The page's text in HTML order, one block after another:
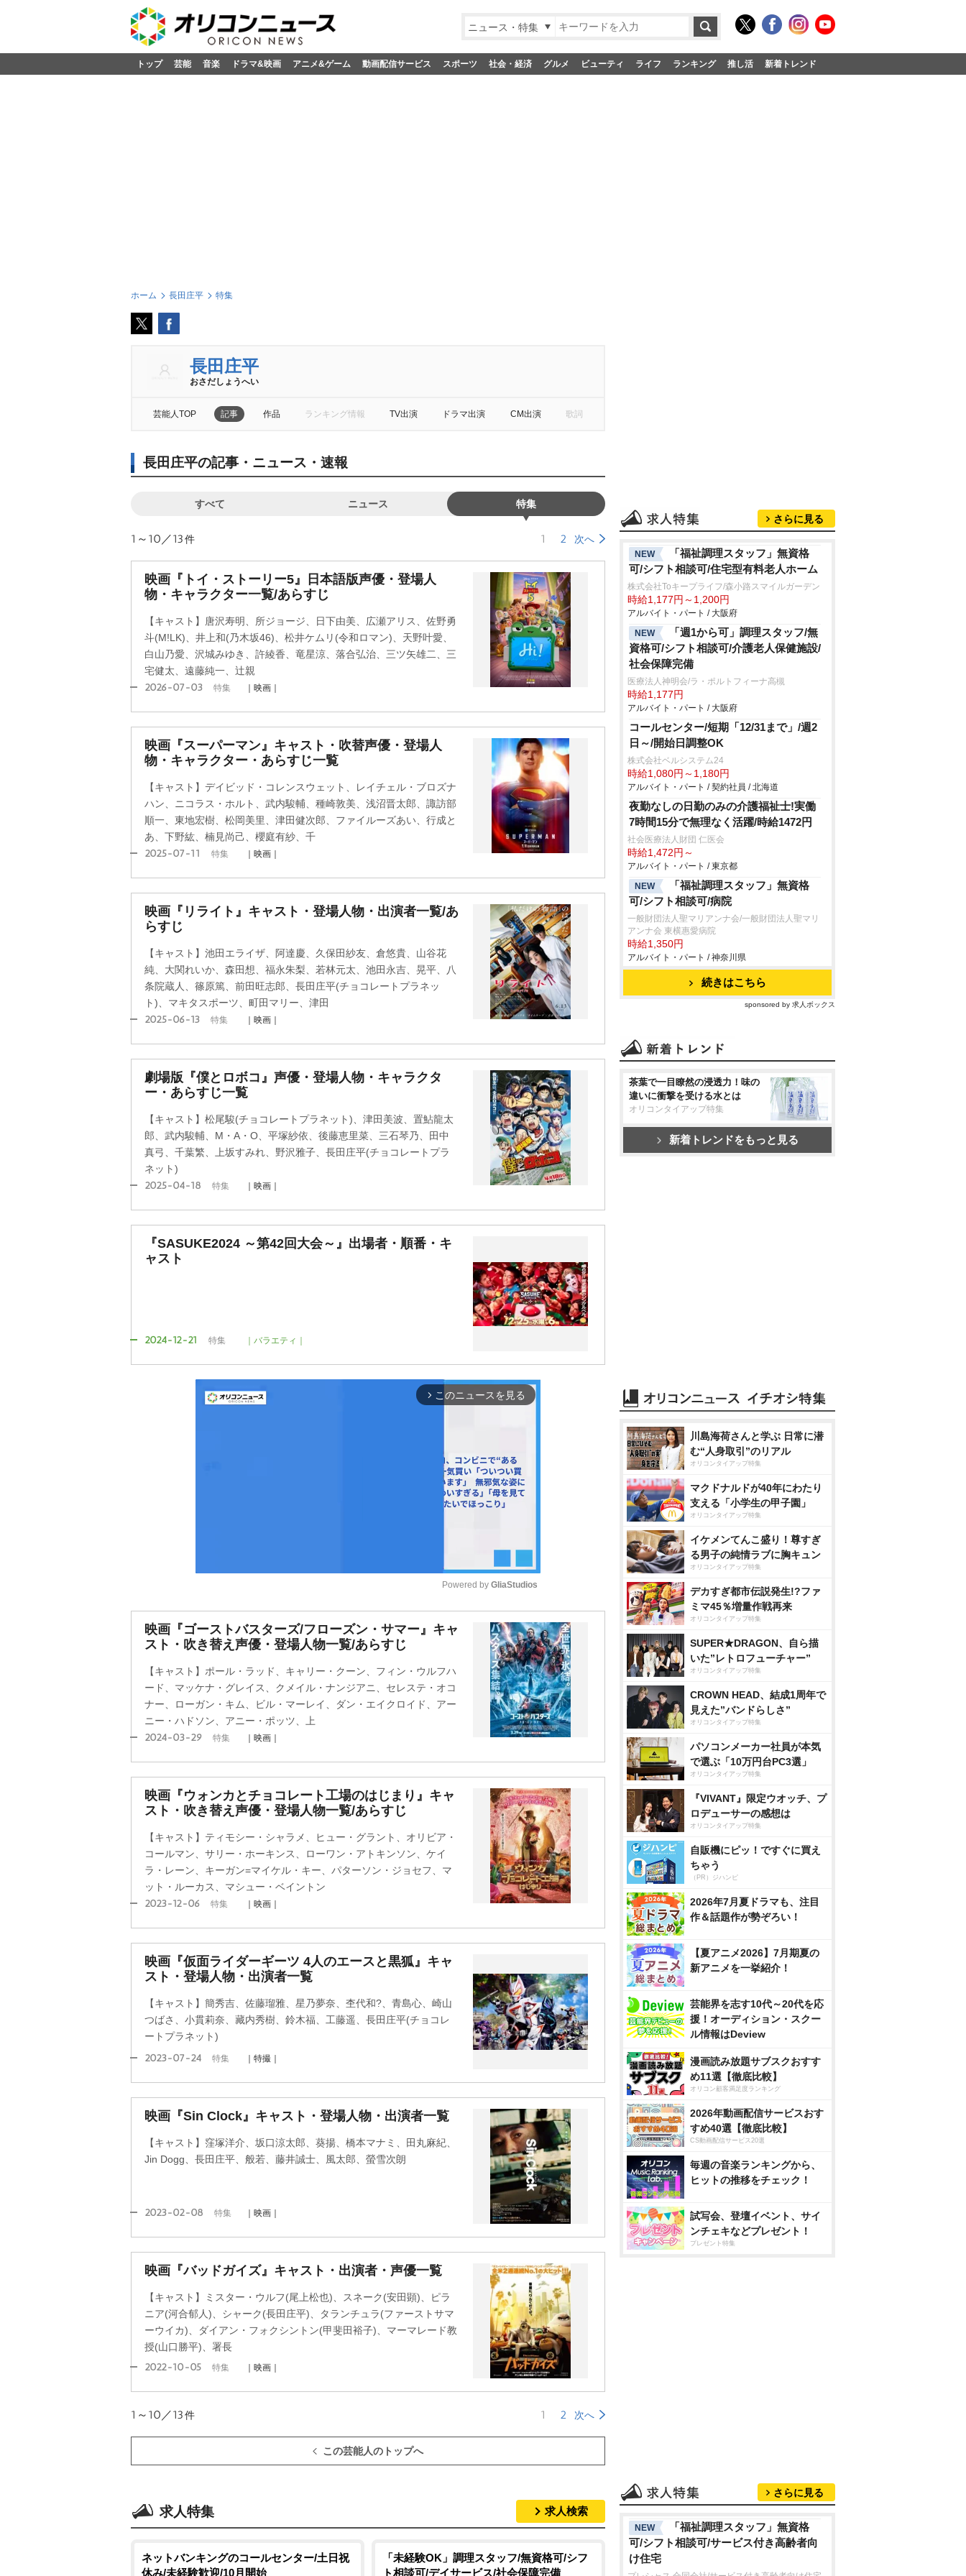
ニュース・特集
トップ 芸能 音楽 ドラマ&映画 アニメ&ゲーム 動画配信サービス スポーツ 社会・経済 グルメ ビューティ ライフ ランキング 推し活 新着トレンド
ホーム 長田庄平 特集
長田庄平
おさだしょうへい
芸能人TOP 記事 作品 ランキング情報 TV出演 ドラマ出演 CM出演 歌詞
長田庄平の記事・ニュース・速報
すべて ニュース 特集
1～10／13件 1 2 次へ
映画『トイ・ストーリー5』日本語版声優・登場人
物・キャラクター一覧/あらすじ
【キャスト】唐沢寿明、所ジョージ、日下由美、広瀬アリス、佐野勇
斗(M!LK)、井上和(乃木坂46)、松井ケムリ(令和ロマン)、天野叶愛、
白山乃愛、沢城みゆき、許綾香、竜星涼、落合弘治、三ツ矢雄二、三
宅健太、遠藤純一、辻親
2026-07-03 特集 ｜映画｜
映画『スーパーマン』キャスト・吹替声優・登場人
物・キャラクター・あらすじ一覧
【キャスト】デイビッド・コレンスウェット、レイチェル・ブロズナ
ハン、ニコラス・ホルト、武内駿輔、種崎敦美、浅沼晋太郎、諏訪部
順一、東地宏樹、松岡美里、津田健次郎、ファイルーズあい、行成と
あ、下野紘、楠見尚己、櫻庭有紗、千
2025-07-11 特集 ｜映画｜
映画『リライト』キャスト・登場人物・出演者一覧/あ
らすじ
【キャスト】池田エライザ、阿達慶、久保田紗友、倉悠貴、山谷花
純、大関れいか、森田想、福永朱梨、若林元太、池田永吉、晃平、八
条院蔵人、篠原篤、前田旺志郎、長田庄平(チョコレートプラネッ
ト)、マキタスポーツ、町田マリー、津田
2025-06-13 特集 ｜映画｜
劇場版『僕とロボコ』声優・登場人物・キャラクタ
ー・あらすじ一覧
【キャスト】松尾駿(チョコレートプラネット)、津田美波、置鮎龍太
郎、武内駿輔、M・A・O、平塚紗依、後藤恵里菜、三石琴乃、田中
真弓、千葉繁、上坂すみれ、野沢雅子、長田庄平(チョコレートプラ
ネット)
2025-04-18 特集 ｜映画｜
『SASUKE2024 ～第42回大会～』出場者・順番・キ
ャスト
2024-12-21 特集 ｜バラエティ｜
arrow_forward_ios このニュースを見る
Powered by GliaStudios
映画『ゴーストバスターズ/フローズン・サマー』キャ
スト・吹き替え声優・登場人物一覧/あらすじ
【キャスト】ポール・ラッド、キャリー・クーン、フィン・ウルフハ
ード、マッケナ・グレイス、クメイル・ナンジアニ、セレステ・オコ
ナー、ローガン・キム、ビル・マーレイ、ダン・エイクロイド、アー
ニー・ハドソン、アニー・ポッツ、上
2024-03-29 特集 ｜映画｜
映画『ウォンカとチョコレート工場のはじまり』キャ
スト・吹き替え声優・登場人物一覧/あらすじ
【キャスト】ティモシー・シャラメ、ヒュー・グラント、オリビア・
コールマン、サリー・ホーキンス、ローワン・アトキンソン、ケイ
ラ・レーン、キーガン=マイケル・キー、パターソン・ジョセフ、マ
ット・ルーカス、マシュー・ベイントン
2023-12-06 特集 ｜映画｜
映画『仮面ライダーギーツ 4人のエースと黒狐』キャ
スト・登場人物・出演者一覧
【キャスト】簡秀吉、佐藤瑠雅、星乃夢奈、杢代和?、青島心、崎山
つばさ、小貫莉奈、藏内秀樹、鈴木福、工藤遥、長田庄平(チョコレ
ートプラネット)
2023-07-24 特集 ｜特撮｜
映画『Sin Clock』キャスト・登場人物・出演者一覧
【キャスト】窪塚洋介、坂口涼太郎、葵揚、橋本マナミ、田丸麻紀、
Jin Dogg、長田庄平、般若、藤井誠士、風太郎、螢雪次朗
2023-02-08 特集 ｜映画｜
映画『バッドガイズ』キャスト・出演者・声優一覧
【キャスト】ミスター・ウルフ(尾上松也)、スネーク(安田顕)、ピラ
ニア(河合郁人)、シャーク(長田庄平)、タランチュラ(ファーストサマ
ーウイカ)、ダイアン・フォクシントン(甲斐田裕子)、マーマレード教
授(山口勝平)、署長
2022-10-05 特集 ｜映画｜
1～10／13件 1 2 次へ
この芸能人のトップへ
求人特集 求人検索
ネットバンキングのコールセンター/土日祝
休み/未経験歓迎/10月開始
「未経験OK」調理スタッフ/無資格可/シフ
ト相談可/デイサービス/社会保障完備
さらに見る
NEW
「福祉調理スタッフ」無資格
可/シフト相談可/住宅型有料老人ホーム
株式会社Toキープライフ/森小路スマイルガーデン
時給1,177円～1,200円
アルバイト・パート / 大阪府
NEW
「週1から可」調理スタッフ/無
資格可/シフト相談可/介護老人保健施設/
社会保障完備
医療法人神明会/ラ・ポルトフィーナ高槻
時給1,177円
アルバイト・パート / 大阪府
コールセンター/短期「12/31まで」/週2
日～/開始日調整OK
株式会社ベルシステム24
時給1,080円～1,180円
アルバイト・パート / 契約社員 / 北海道
夜勤なしの日勤のみの介護福祉士!実働
7時間15分で無理なく活躍/時給1472円
社会医療法人財団 仁医会
時給1,472円～
アルバイト・パート / 東京都
NEW
「福祉調理スタッフ」無資格
可/シフト相談可/病院
一般財団法人聖マリアンナ会/一般財団法人聖マリ
アンナ会 東横惠愛病院
時給1,350円
アルバイト・パート / 神奈川県
続きはこちら
sponsored by 求人ボックス
茶葉で一目瞭然の浸透力！味の
違いに衝撃を受ける水とは
オリコンタイアップ特集
新着トレンドをもっと見る
川島海荷さんと学ぶ 日常に潜
む“人身取引”のリアル
オリコンタイアップ特集
マクドナルドが40年にわたり
支える「小学生の甲子園」
オリコンタイアップ特集
イケメンてんこ盛り！尊すぎ
る男子の純情ラブに胸キュン
オリコンタイアップ特集
デカすぎ都市伝説発生!?ファ
ミマ45％増量作戦再来
オリコンタイアップ特集
SUPER★DRAGON、自ら描
いた”レトロフューチャー”
オリコンタイアップ特集
CROWN HEAD、結成1周年で
見えた”バンドらしさ”
オリコンタイアップ特集
パソコンメーカー社員が本気
で選ぶ「10万円台PC3選」
オリコンタイアップ特集
『VIVANT』限定ウオッチ、プ
ロデューサーの感想は
オリコンタイアップ特集
自販機にピッ！ですぐに買え
ちゃう
（PR）ジハンピ
2026年7月夏ドラマも、注目
作＆話題作が勢ぞろい！
【夏アニメ2026】7月期夏の
新アニメを一挙紹介！
芸能界を志す10代～20代を応
援！オーディション・スクー
ル情報はDeview
漫画読み放題サブスクおすす
め11選【徹底比較】
オリコン顧客満足度ランキング
2026年動画配信サービスおす
すめ40選【徹底比較】
CS動画配信サービス20選
毎週の音楽ランキングから、
ヒットの推移をチェック！
試写会、登壇イベント、サイ
ンチェキなどプレゼント！
プレゼント特集
さらに見る
NEW
「福祉調理スタッフ」無資格
可/シフト相談可/サービス付き高齢者向
け住宅